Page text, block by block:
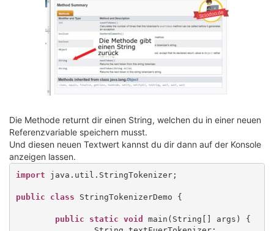
Die Methode returnt dir einen String, welchen du in einer neuen
Referenzvariable speichern musst.
Und diesen neuen Textwert kannst du dir dann auf der Konsole
anzeigen lassen.
import java.util.StringTokenizer;
public class StringTokenizerDemo {
public static void
main(String[] args) {